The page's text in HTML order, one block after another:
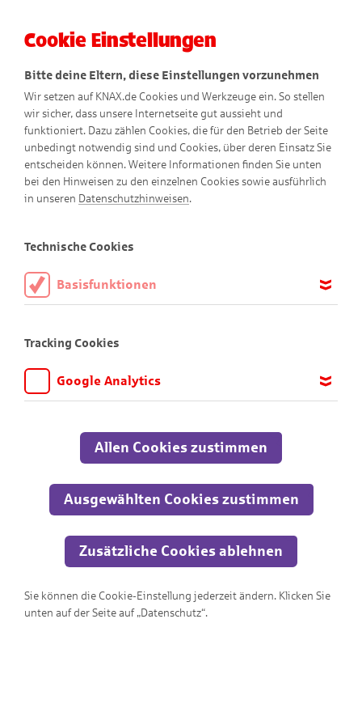
Für Memo-Fans
Finde die Bildpaare!
Berufe
Cookie Einstellungen
Bitte deine Eltern, diese Einstellungen vorzunehmen
Wir setzen auf KNAX.de Cookies und Werkzeuge ein. So stellen
wir sicher, dass unsere Internetseite gut aussieht und
funktioniert. Dazu zählen Cookies, die für den Betrieb der Seite
unbedingt notwendig sind und Cookies, über deren Einsatz Sie
entscheiden können. Weitere Informationen finden Sie unten
bei den Hinweisen zu den einzelnen Cookies sowie ausführlich
in unseren Datenschutzhinweisen.
Technische Cookies
Basisfunktionen
aktiviert sein.
Tracking Cookies
Google Analytics
anpassen und verbessern können. Aus diesem Grund nutzen wir
Google Analytics. Dieses Werkzeug erfasst die Seitenaufrufe zu
Übertragung anonymisiert.
Allen Cookies zustimmen
Ausgewählten Cookies zustimmen
Zusätzliche Cookies ablehnen
Sie können die Cookie-Einstellung jederzeit ändern. Klicken Sie
unten auf der Seite auf „Datenschutz“.